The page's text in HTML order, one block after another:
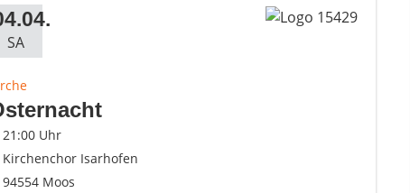
SA
21:00 Uhr
Kirchenchor Isarhofen
94554 Moos